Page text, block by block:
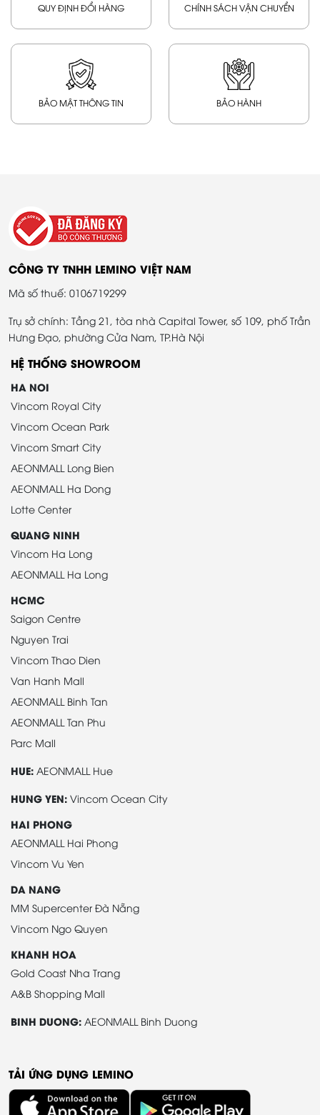
QUY ĐỊNH ĐỔI HÀNG CHÍNH SÁCH VẬN CHUYỂN
BẢO MẬT THÔNG TIN BẢO HÀNH
CÔNG TY TNHH LEMINO VIỆT NAM
Mã số thuế: 0106719299
Trụ sở chính: Tầng 21, tòa nhà Capital Tower, số 109, phố Trần
Hưng Đạo, phường Cửa Nam, TP.Hà Nội
HỆ THỐNG SHOWROOM
HA NOI
Vincom Royal City
Vincom Ocean Park
Vincom Smart City
AEONMALL Long Bien
AEONMALL Ha Dong
Lotte Center
QUANG NINH
Vincom Ha Long
AEONMALL Ha Long
HCMC
Saigon Centre
Nguyen Trai
Vincom Thao Dien
Van Hanh Mall
AEONMALL Binh Tan
AEONMALL Tan Phu
Parc Mall
HUE: AEONMALL Hue
HUNG YEN: Vincom Ocean City
HAI PHONG
AEONMALL Hai Phong
Vincom Vu Yen
DA NANG
MM Supercenter Đà Nẵng
Vincom Ngo Quyen
KHANH HOA
Gold Coast Nha Trang
A&B Shopping Mall
BINH DUONG: AEONMALL Binh Duong
TẢI ỨNG DỤNG LEMINO